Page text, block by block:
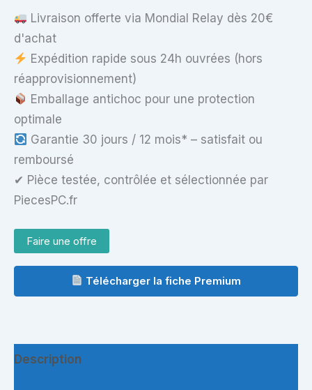
Livraison offerte via Mondial Relay dès 20€
d'achat
Expédition rapide sous 24h ouvrées (hors
réapprovisionnement)
Emballage antichoc pour une protection
optimale
Garantie 30 jours / 12 mois* – satisfait ou
remboursé
✔ Pièce testée, contrôlée et sélectionnée par
PiecesPC.fr
Faire une offre
Télécharger la fiche Premium
Description